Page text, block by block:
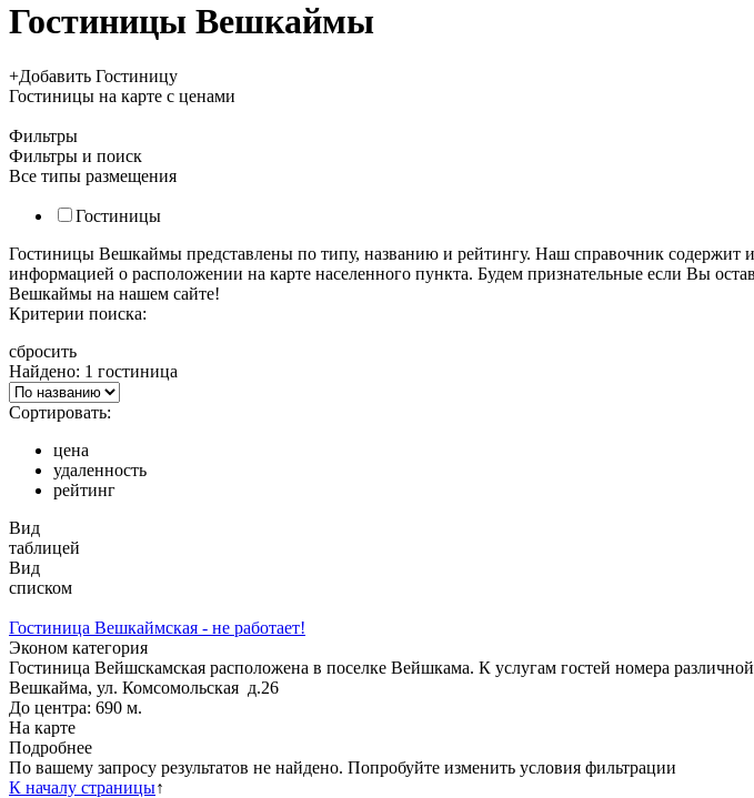
Гостиницы Вешкаймы
+Добавить Гостиницу
Гостиницы на карте с ценами
Фильтры
Фильтры и поиск
Все типы размещения
Гостиницы
Гостиницы Вешкаймы представлены по типу, названию и рейтингу. Наш справочник
информацией о расположении на карте населенного пункта. Будем признательные если Вы
Вешкаймы на нашем сайте!
Критерии поиска:
сбросить
Найдено: 1 гостиница
Сортировать:
цена
удаленность
рейтинг
Вид
таблицей
Вид
списком
Гостиница Вешкаймская - не работает!
Эконом категория
Гостиница Вейшскамская расположена в поселке Вейшкама. К услугам гостей номера
Вешкайма, ул. Комсомольская д.26
До центра: 690 м.
На карте
Подробнее
По вашему запросу результатов не найдено. Попробуйте изменить условия фильтрации
К началу страницы↑